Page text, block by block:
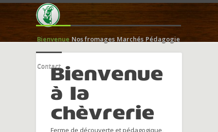
Bienvenue Nos fromages Marchés Pédagogie
ContactBienvenue
à la
chèvrerie
Ferme de découverte et pédagogique,